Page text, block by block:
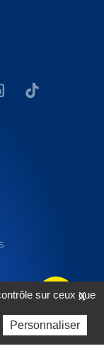
X
sur ceux que
Personnaliser